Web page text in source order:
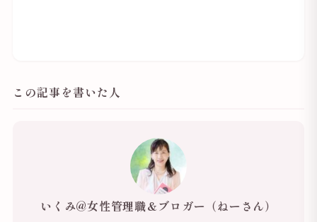
この記事を書いた人
いくみ@女性管理職＆ブロガー（ねーさん）